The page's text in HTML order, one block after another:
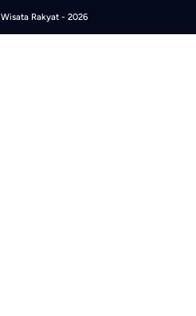
Wisata Rakyat- 2026